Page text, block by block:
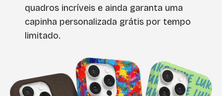
quadros incríveis e ainda garanta uma
capinha personalizada grátis por tempo
limitado.